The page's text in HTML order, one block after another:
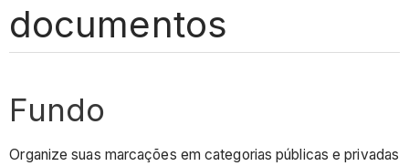
documentos
Fundo
Organize suas marcações em categorias públicas e privadas